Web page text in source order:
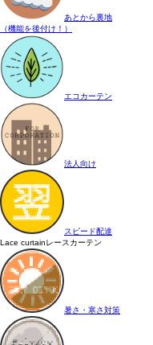
あとから裏地
（機能を後付け！）
エコカーテン
法人向け
スピード配達
Lace curtainレースカーテン
暑さ・寒さ対策